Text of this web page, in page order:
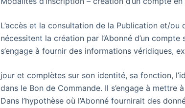
L’accès et la consultation de la Publication et/
nécessitent la création par l’Abonné d’un
s’engage à fournir des informations véridiques,
jour et complètes sur son identité, sa fonction,
dans le Bon de Commande. Il s’engage à
Dans l’hypothèse où l’Abonné fournirait des